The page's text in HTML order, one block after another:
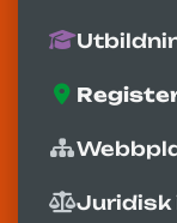
Juridisk